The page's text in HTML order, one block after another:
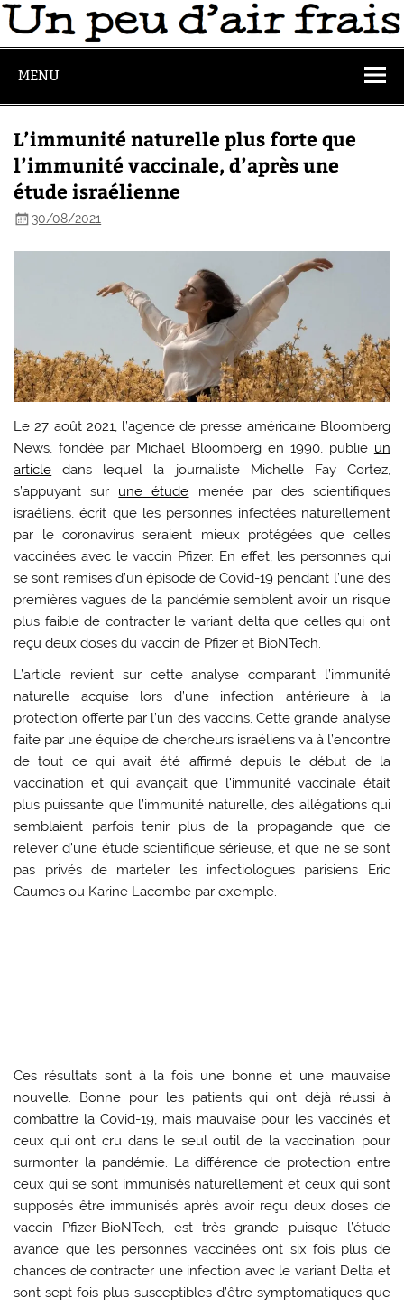
MENU
L’immunité naturelle plus forte que
l’immunité vaccinale, d’après une
étude israélienne
30/08/2021
Le 27 août 2021, l’agence de presse américaine Bloomberg
News, fondée par Michael Bloomberg en 1990, publie un
article dans lequel la journaliste Michelle Fay Cortez,
s’appuyant sur une étude menée par des scientifiques
israéliens, écrit que les personnes infectées naturellement
par le coronavirus seraient mieux protégées que celles
vaccinées avec le vaccin Pfizer. En effet, les personnes qui
se sont remises d’un épisode de Covid-19 pendant l’une des
premières vagues de la pandémie semblent avoir un risque
plus faible de contracter le variant delta que celles qui ont
reçu deux doses du vaccin de Pfizer et BioNTech.
L’article revient sur cette analyse comparant l’immunité
naturelle acquise lors d’une infection antérieure à la
protection offerte par l’un des vaccins. Cette grande analyse
faite par une équipe de chercheurs israéliens va à l’encontre
de tout ce qui avait été affirmé depuis le début de la
vaccination et qui avançait que l’immunité vaccinale était
plus puissante que l’immunité naturelle, des allégations qui
semblaient parfois tenir plus de la propagande que de
relever d’une étude scientifique sérieuse, et que ne se sont
pas privés de marteler les infectiologues parisiens Eric
Caumes ou Karine Lacombe par exemple.
Ces résultats sont à la fois une bonne et une mauvaise
nouvelle. Bonne pour les patients qui ont déjà réussi à
combattre la Covid-19, mais mauvaise pour les vaccinés et
ceux qui ont cru dans le seul outil de la vaccination pour
surmonter la pandémie. La différence de protection entre
ceux qui se sont immunisés naturellement et ceux qui sont
supposés être immunisés après avoir reçu deux doses de
vaccin Pfizer-BioNTech, est très grande puisque l’étude
avance que les personnes vaccinées ont six fois plus de
chances de contracter une infection avec le variant Delta et
sont sept fois plus susceptibles d’être symptomatiques que